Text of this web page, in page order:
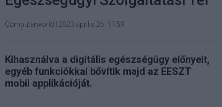
Computerworld 2023 április 26. 11:59
Kihasználva a digitális egészségügy előnyeit,
egyéb funkciókkal bővítik majd az EESZT
mobil applikációját.